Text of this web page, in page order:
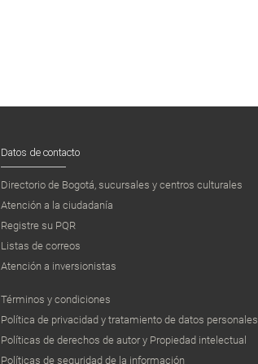
Datos de contacto
Directorio de Bogotá, sucursales y centros culturales
Atención a la ciudadanía
Registre su PQR
Listas de correos
Atención a inversionistas
Términos y condiciones
Política de privacidad y tratamiento de datos personales
Políticas de derechos de autor y Propiedad intelectual
Políticas de seguridad de la información